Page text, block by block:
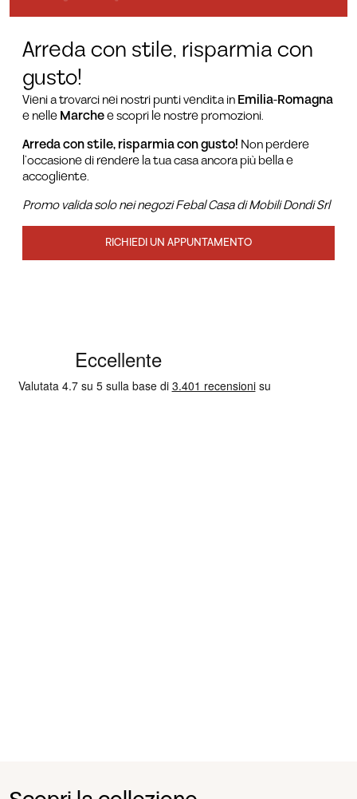
Arreda con stile, risparmia con
gusto!
Vieni a trovarci nei nostri punti vendita inEmilia-Romagna
e nelleMarchee scopri le nostre promozioni.
Arreda con stile, risparmia con gusto! Non perdere
l’occasione di rendere la tua casa ancora più bella e
accogliente.
Promo valida solo nei negozi Febal Casa di Mobili Dondi Srl
RICHIEDI UN APPUNTAMENTO